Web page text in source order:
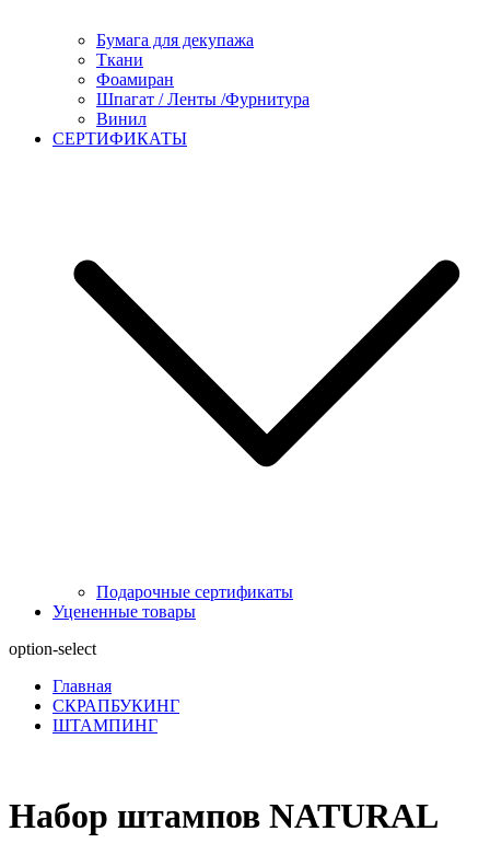
Бумага для декупажа
Ткани
Фоамиран
Шпагат / Ленты /Фурнитура
Винил
СЕРТИФИКАТЫ
Подарочные сертификаты
Уцененные товары
option-select
Главная
СКРАПБУКИНГ
ШТАМПИНГ
Набор штампов NATURAL